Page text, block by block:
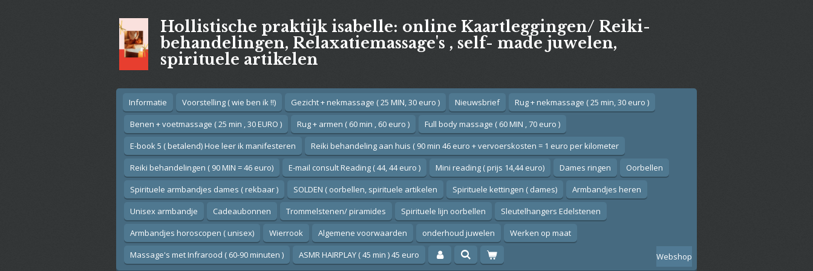
Hollistische praktijk isabelle: online Kaartleggingen/ Reiki-
behandelingen, Relaxatiemassage's , self- made juwelen,
spirituele artikelen
Informatie Voorstelling ( wie ben ik !!) Gezicht + nekmassage ( 25 MIN, 30 euro ) Nieuwsbrief
Rug + nekmassage ( 25 min, 30 euro )
Benen + voetmassage ( 25 min , 30 EURO )
Rug + armen ( 60 min , 60 euro )
Full body massage ( 60 MIN , 70 euro )
E-book 5 ( betalend) Hoe leer ik manifesteren
Reiki behandeling aan huis ( 90 min 46 euro + vervoerskosten = 1 euro per kilometer
Reiki behandelingen ( 90 MIN = 46 euro)
E-mail consult Reading ( 44, 44 euro ) Mini reading ( prijs 14,44 euro) Dames ringen
Oorbellen
Spirituele armbandjes dames ( rekbaar )
SOLDEN ( oorbellen, spirituele artikelen Spirituele kettingen ( dames)
Armbandjes heren
Unisex armbandje
Cadeaubonnen Trommelstenen/ piramides Spirituele lijn oorbellen
Sleutelhangers Edelstenen
Armbandjes horoscopen ( unisex)
Wierrook Algemene voorwaarden onderhoud juwelen
Werken op maat
Massage's met Infrarood ( 60-90 minuten )
ASMR HAIRPLAY ( 45 min ) 45 euro Webshop